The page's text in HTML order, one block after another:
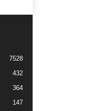
7528
432
364
147